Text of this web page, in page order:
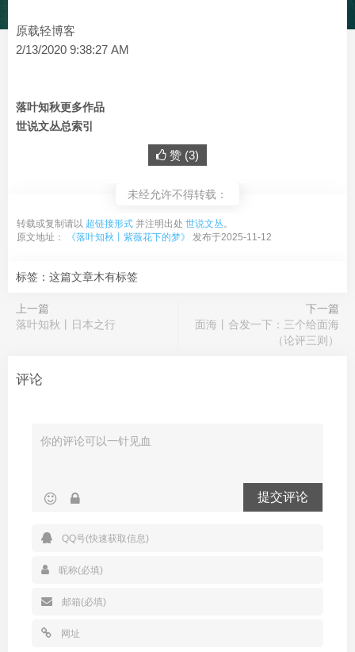
原载轻博客
2/13/2020 9:38:27 AM
落叶知秋更多作品
世说文丛总索引
赞 (3)
未经允许不得转载：
转载或复制请以 超链接形式 并注明出处 世说文丛。
原文地址：
《落叶知秋丨紫薇花下的梦》 发布于2025-11-12
标签：这篇文章木有标签
上一篇
落叶知秋丨日本之行
下一篇
面海丨合发一下：三个给面海
（论评三则）
评论
提交评论